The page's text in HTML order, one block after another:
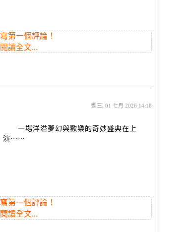
寫第一個評論！
閱讀全文...
週三, 01 七月 2026 14:18
一場洋溢夢幻與歡樂的奇妙盛典在上
演⋯⋯
寫第一個評論！
閱讀全文...